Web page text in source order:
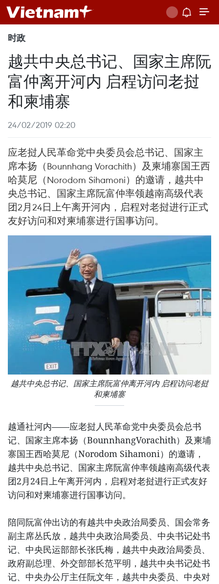
时政
越共中央总书记、国家主席阮
富仲离开河内 启程访问老挝
和柬埔寨
24/02/2019 02:20
应老挝人民革命党中央委员会总书记、国家主
席本扬（Bounnhang Vorachith）及柬埔寨国王西
哈莫尼（Norodom Sihamoni）的邀请，越共中
央总书记、国家主席阮富仲率领越南高级代表
团2月24日上午离开河内，启程对老挝进行正式
友好访问和对柬埔寨进行国事访问。
越共中央总书记、国家主席阮富仲离开河内 启程访问老挝
和柬埔寨
越通社河内——应老挝人民革命党中央委员会总书
记、国家主席本扬（BounnhangVorachith）及柬埔
寨国王西哈莫尼（Norodom Sihamoni）的邀请，
越共中央总书记、国家主席阮富仲率领越南高级代表
团2月24日上午离开河内，启程对老挝进行正式友好
访问和对柬埔寨进行国事访问。
陪同阮富仲出访的有越共中央政治局委员、国会常务
副主席丛氏放，越共中央政治局委员、中央书记处书
记、中央民运部部长张氏梅，越共中央政治局委员、
政府副总理、外交部部长范平明，越共中央书记处书
记、中央办公厅主任阮文年，越共中央委员、中央对